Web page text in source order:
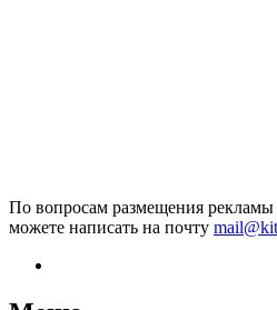
По вопросам размещения рекламы
можете написать на почту